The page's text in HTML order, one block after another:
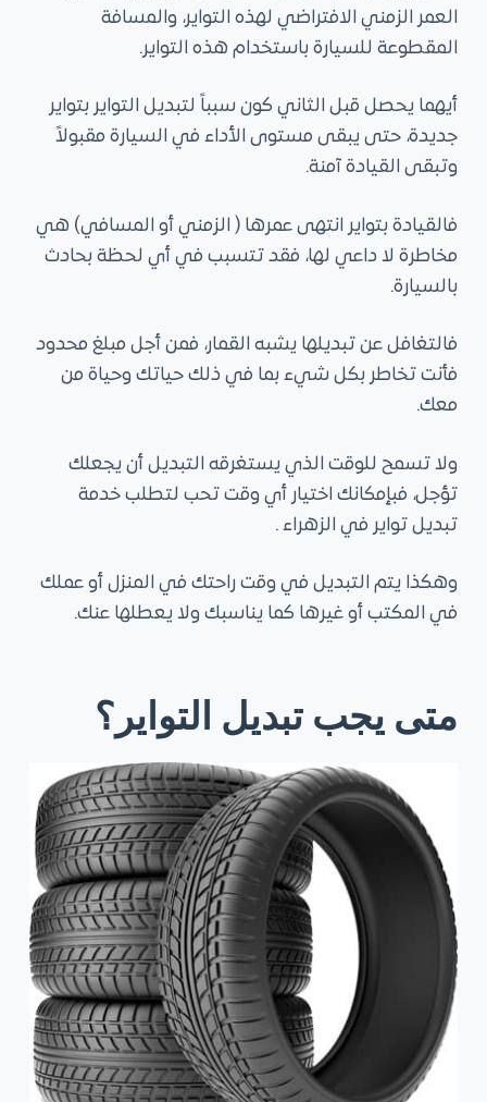
العمر الزمني الافتراضي لهذه التواير، والمسافة
المقطوعة للسيارة باستخدام هذه التواير.
أيهما يحصل قبل الثاني كون سبباً لتبديل التواير بتواير
جديدة، حتى يبقى مستوى الأداء في السيارة مقبولاً
وتبقى القيادة آمنة.
فالقيادة بتواير انتهى عمرها ( الزمني أو المسافي) هي
مخاطرة لا داعي لها، فقد تتسبب في أي لحظة بحادث
بالسيارة.
فالتغافل عن تبديلها يشبه القمار، فمن أجل مبلغ محدود
فأنت تخاطر بكل شيء بما في ذلك حياتك وحياة من
معك.
ولا تسمح للوقت الذي يستغرقه التبديل أن يجعلك
تؤجل، فبإمكانك اختيار أي وقت تحب لتطلب خدمة
تبديل تواير في الزهراء .
وهكذا يتم التبديل في وقت راحتك في المنزل أو عملك
في المكتب أو غيرها كما يناسبك ولا يعطلها عنك.
متى يجب تبديل التواير؟